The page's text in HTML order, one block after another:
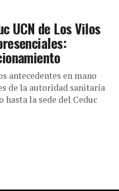
UCN de Los Vilos
antecedentes en mano
de la autoridad sanitaria
hasta la sede del Ceduc